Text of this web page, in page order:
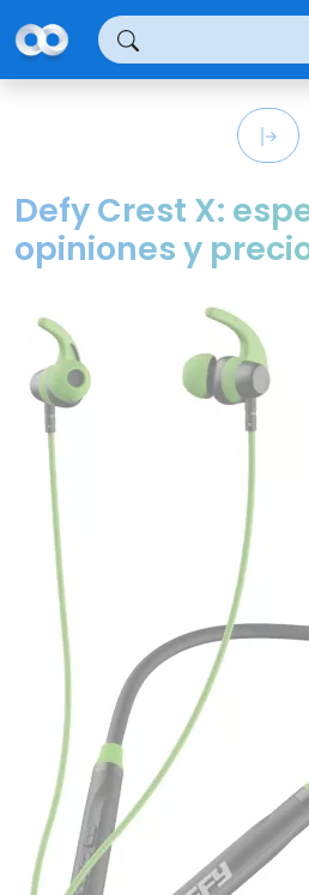
Defy Crest X:
opiniones y
Panel de gestión de cookies